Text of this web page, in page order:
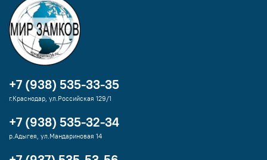
+7 (938) 535-33-35
г.Краснодар, ул.Российская 129/1
+7 (938) 535-32-34
р.Адыгея, ул.Мандариновая 14